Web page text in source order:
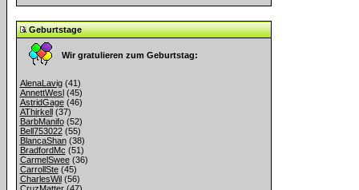
Geburtstage
Wir gratulieren zum Geburtstag:
AlenaLavig(41)
AnnettWesl(45)
AstridGage(46)
AThirkell(37)
BarbManifo(52)
Bell753022(55)
BlancaShan(38)
BradfordMc (51)
CarmelSwee(36)
CarrollSte(45)
CharlesWil(56)